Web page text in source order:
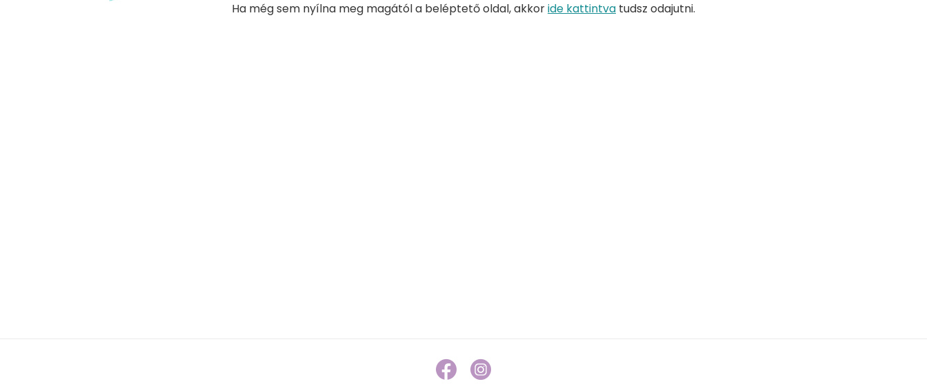
Ha még sem nyílna meg magától a beléptető oldal, akkoride kattintva tudsz odajutni.